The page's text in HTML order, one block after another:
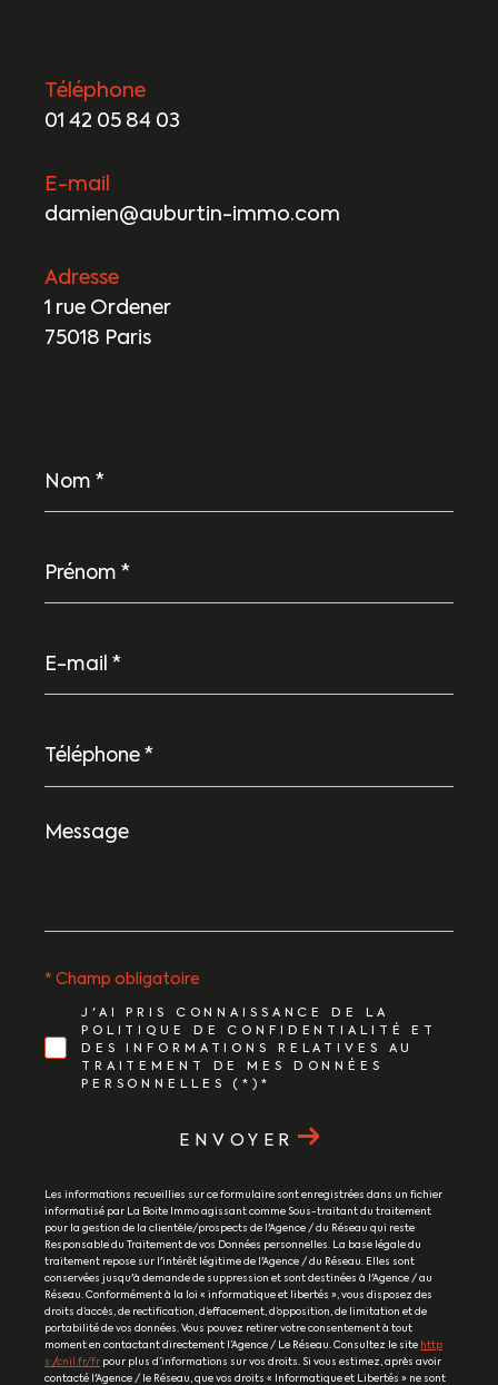
Téléphone
01 42 05 84 03
E-mail
damien@auburtin-immo.com
Adresse
1 rue Ordener
75018 Paris
*
*
mail
*
Message
*
J'AI PRIS CONNAISSANCE DE LA
POLITIQUE DE CONFIDENTIALITÉ ET
DES INFORMATIONS RELATIVES AU
TRAITEMENT DE MES DONNÉES
PERSONNELLES (*)*
* Champ obligatoire
ENVOYER
Les informations recueillies sur ce formulaire sont enregistrées dans un fichier
informatisé par La Boite Immo agissant comme Sous-traitant du traitement
pour la gestion de la clientèle/prospects de l'Agence / du Réseau qui reste
Responsable du Traitement de vos Données personnelles. La base légale du
traitement repose sur l'intérêt légitime de l'Agence / du Réseau. Elles sont
conservées jusqu'à demande de suppression et sont destinées à l'Agence / au
Réseau. Conformément à la loi « informatique et libertés », vous disposez des
droits d’accès, de rectification, d’effacement, d’opposition, de limitation et de
portabilité de vos données. Vous pouvez retirer votre consentement à tout
moment en contactant directement l’Agence / Le Réseau. Consultez le site http
s://cnil.fr/fr pour plus d’informations sur vos droits. Si vous estimez, après avoir
contacté l'Agence / le Réseau, que vos droits « Informatique et Libertés » ne sont